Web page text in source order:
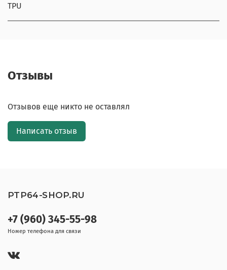
TPU
Отзывы
Отзывов еще никто не оставлял
Написать отзыв
+7 (960) 345-55-98
Номер телефона для связи
PTP64-SHOP.RU